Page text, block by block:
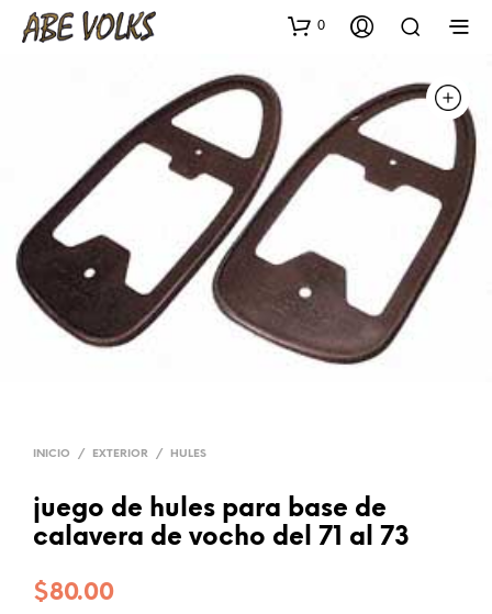
0
INICIO / EXTERIOR / HULES
juego de hules para base de
calavera de vocho del 71 al 73
$80.00